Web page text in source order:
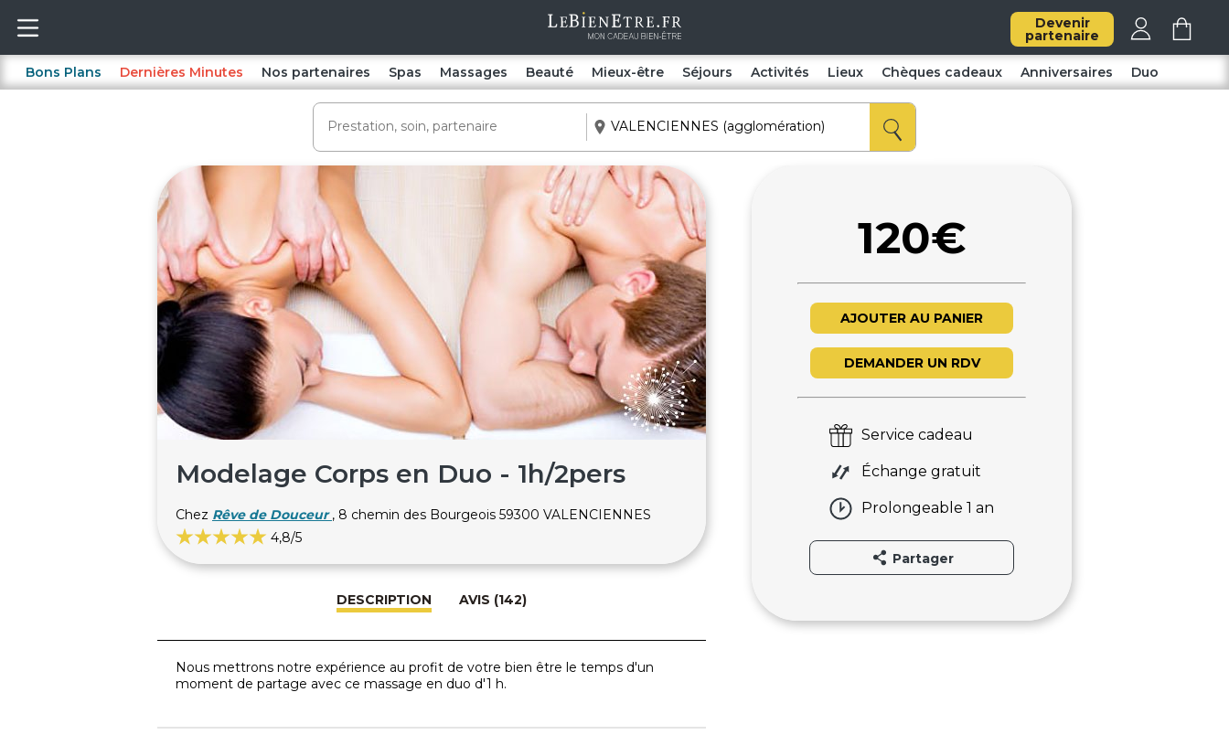
Devenir
partenaire
Bons Plans Dernières Minutes Nos partenaires Spas Massages Beauté Mieux-être Séjours Activités Lieux Chèques cadeaux Anniversaires Duo
Modelage Corps en Duo - 1h/2pers
Chez Rêve de Douceur , 8 chemin des Bourgeois 59300 VALENCIENNES
4,8/5
DESCRIPTION AVIS (142)
Nous mettrons notre expérience au profit de votre bien être le temps d'un
moment de partage avec ce massage en duo d'1 h.
120€
AJOUTER AU PANIER
DEMANDER UN RDV
Service cadeau
Échange gratuit
Prolongeable 1 an
Partager